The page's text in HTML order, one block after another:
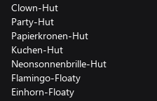
Clown-Hut
Party-Hut
Papierkronen-Hut
Kuchen-Hut
Neonsonnenbrille-Hut
Flamingo-Floaty
Einhorn-Floaty